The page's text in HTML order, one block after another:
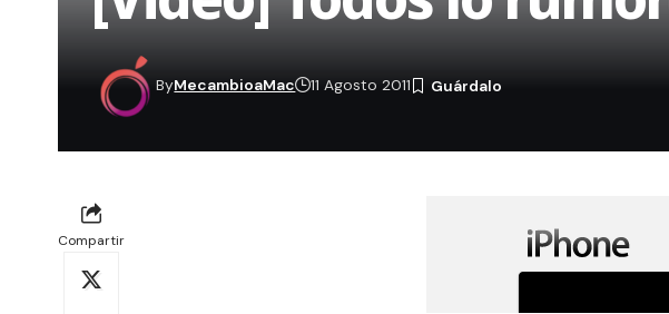
ByMecambioaMac 11 Agosto 2011
Compartir